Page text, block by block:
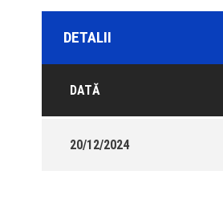
DETALII
DATĂ
20/12/2024